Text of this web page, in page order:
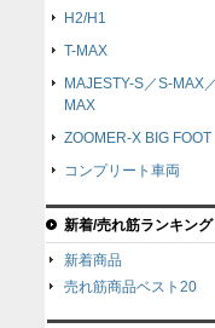
H2/H1
T-MAX
MAJESTY-S／S-MAX
MAX
ZOOMER-X BIG FOOT
コンプリート車両
新着/売れ筋ランキング
新着商品
売れ筋商品ベスト20